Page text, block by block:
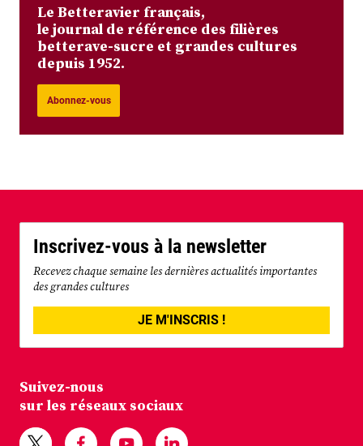
Le Betteravier français,
le journal de référence des filières
betterave-sucre et grandes cultures
depuis 1952.
Abonnez-vous
Inscrivez-vous à la newsletter
Recevez chaque semaine les dernières actualités importantes
des grandes cultures
JE M'INSCRIS !
Suivez-nous
sur les réseaux sociaux